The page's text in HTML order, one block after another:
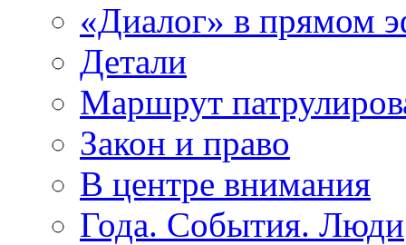
«Диалог» в прямом
Детали
Маршрут
Закон и право
В центре внимания
Года. События. Люди